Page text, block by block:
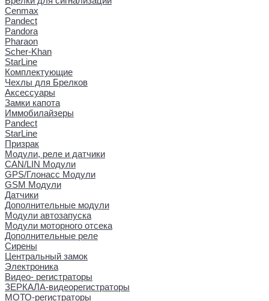
Cenmax
Pandect
Pandora
Pharaon
Scher-Khan
StarLine
Комплектующие
Чехлы для Брелков
Аксессуары
Замки капота
Иммобилайзеры
Pandect
StarLine
Призрак
Модули, реле и датчики
CAN/LIN Модули
GPS/Глонасс Модули
GSM Модули
Датчики
Дополнительные модули
Модули автозапуска
Модули моторного отсека
Дополнительные реле
Сирены
Центральный замок
Электроника
Видео- регистраторы
ЗЕРКАЛА-видеорегистраторы
МОТО-регистраторы